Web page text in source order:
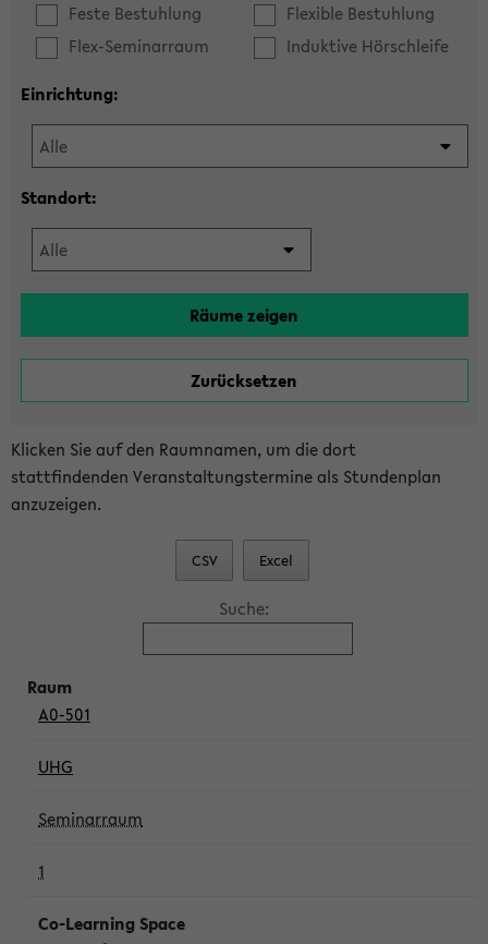
Feste Bestuhlung
Flexible Bestuhlung
Flex-Seminarraum
Induktive Hörschleife
Einrichtung:
Standort:
Klicken Sie auf den Raumnamen, um die dort
stattfindenden Veranstaltungstermine als Stundenplan
anzuzeigen.
CSV Excel
Suche:
A0-501
UHG
Seminarraum
1
Co-Learning Space